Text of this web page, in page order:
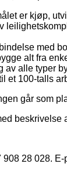
er kjøp,
med
alt fra
alle typer
et 100-talls
går som
beskrivelse
28 028. E-